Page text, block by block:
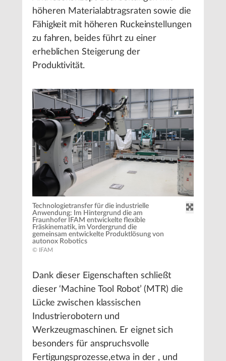
höheren Materialabtragsraten sowie die
Fähigkeit mit höheren Ruckeinstellungen
zu fahren, beides führt zu einer
erheblichen Steigerung der
Produktivität.
Technologietransfer für die industrielle
Anwendung: Im Hintergrund die am
Fraunhofer IFAM entwickelte flexible
Fräskinematik, im Vordergrund die
gemeinsam entwickelte Produktlösung von
autonox Robotics
© IFAM
Dank dieser Eigenschaften schließt
dieser ‘Machine Tool Robot’ (MTR) die
Lücke zwischen klassischen
Industrierobotern und
Werkzeugmaschinen. Er eignet sich
besonders für anspruchsvolle
Fertigungsprozesse,etwa in der , und